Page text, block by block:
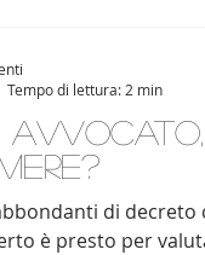
di
è presto per
Tempo di lettura: 2 min